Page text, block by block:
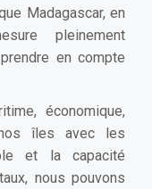
Madagascar, en
pleinement
en compte
économique,
îles avec les
et la capacité
nous pouvons